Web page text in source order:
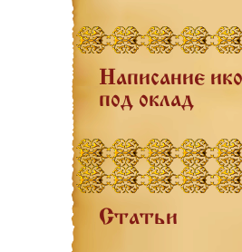
Написание
под оклад
Статьи